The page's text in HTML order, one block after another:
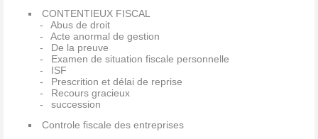
CONTENTIEUX FISCAL
Abus de droit
Acte anormal de gestion
De la preuve
Examen de situation fiscale personnelle
ISF
Prescrition et délai de reprise
Recours gracieux
succession
Controle fiscale des entreprises